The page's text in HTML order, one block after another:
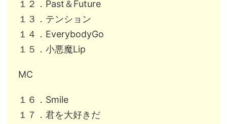
１２．Past＆Future
１３．テンション
１４．EverybodyGo
１５．小悪魔Lip
MC
１６．Smile
１７．君を大好きだ